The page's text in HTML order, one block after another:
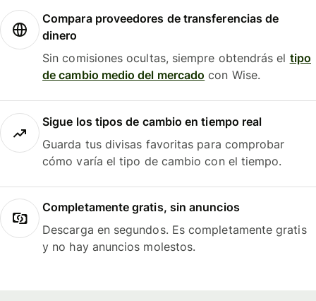
Compara proveedores de transferencias de
dinero
Sin comisiones ocultas, siempre obtendrás el tipo
de cambio medio del mercado con Wise.
Sigue los tipos de cambio en tiempo real
Guarda tus divisas favoritas para comprobar
cómo varía el tipo de cambio con el tiempo.
Completamente gratis, sin anuncios
Descarga en segundos. Es completamente gratis
y no hay anuncios molestos.